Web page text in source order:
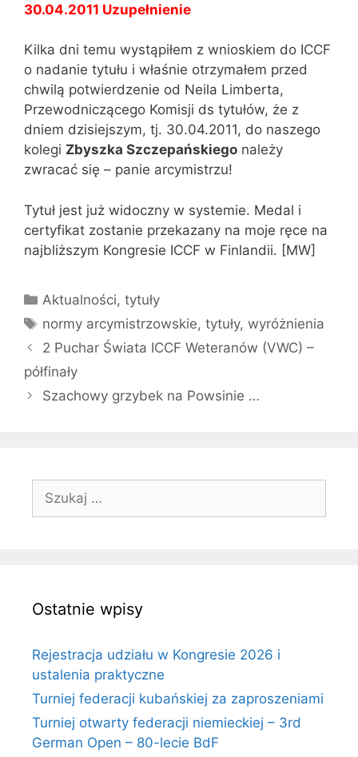
30.04.2011 Uzupełnienie
Kilka dni temu wystąpiłem z wnioskiem do ICCF
o nadanie tytułu i właśnie otrzymałem przed
chwilą potwierdzenie od Neila Limberta,
Przewodniczącego Komisji ds tytułów, że z
dniem dzisiejszym, tj. 30.04.2011, do naszego
kolegi Zbyszka Szczepańskiego należy
zwracać się – panie arcymistrzu!
Tytuł jest już widoczny w systemie. Medal i
certyfikat zostanie przekazany na moje ręce na
najbliższym Kongresie ICCF w Finlandii. [MW]
Kategorie
Aktualności,tytuły
Tagi
normy arcymistrzowskie,tytuły,wyróżnienia
2 Puchar Świata ICCF Weteranów (VWC) –
półfinały
Szachowy grzybek na Powsinie …
Ostatnie wpisy
Rejestracja udziału w Kongresie 2026 i
ustalenia praktyczne
Turniej federacji kubańskiej za zaproszeniami
Turniej otwarty federacji niemieckiej – 3rd
German Open – 80-lecie BdF